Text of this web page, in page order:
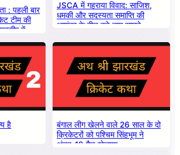
: पहली बार
टीम की
में
JSCA में गहराया विवाद: साजिश,
धमकी और सदस्यता समाप्ति की
आशंका के बीच बड़े नाम सामने
है
बंगाल लीग खेलने वाले 26 साल के दो
क्रिकेटरों को पश्चिम सिंहभूम ने
अंडर-19 मैच खेलाया